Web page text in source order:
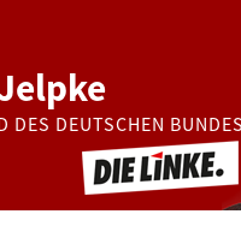
DES DEUTSCHEN